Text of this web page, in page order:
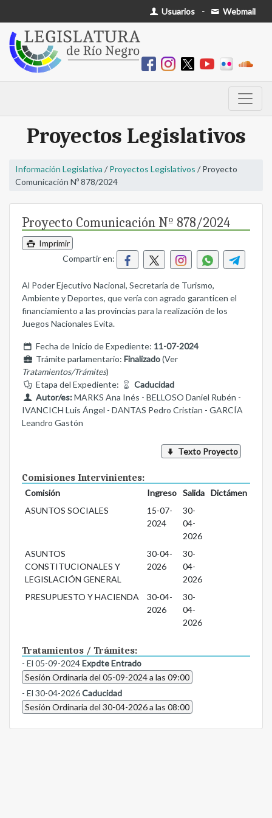
Usuarios - Webmail
Proyectos Legislativos
Información Legislativa / Proyectos Legislativos / Proyecto
Comunicación Nº 878/2024
Proyecto Comunicación Nº 878/2024
Imprimir
Compartir en:
Al Poder Ejecutivo Nacional, Secretaría de Turismo,
Ambiente y Deportes, que vería con agrado garanticen el
financiamiento a las provincias para la realización de los
Juegos Nacionales Evita.
Fecha de Inicio de Expediente: 11-07-2024
Trámite parlamentario: Finalizado(Ver
Tratamientos/Trámites)
Etapa del Expediente:
Caducidad
Autor/es:MARKS Ana Inés - BELLOSO Daniel Rubén -
IVANCICH Luis Ángel - DANTAS Pedro Cristian - GARCÍA
Leandro Gastón
Texto Proyecto
Comisiones Intervinientes:
Comisión Ingreso Salida
Dictámen
ASUNTOS SOCIALES
15-07-
2024
30-
04-
2026
ASUNTOS
CONSTITUCIONALES Y
LEGISLACIÓN GENERAL
30-04-
2026
30-
04-
2026
PRESUPUESTO Y HACIENDA
30-04-
2026
30-
04-
2026
Tratamientos / Trámites:
- El 05-09-2024Expdte Entrado
Sesión Ordinaria del 05-09-2024 a las 09:00
- El 30-04-2026Caducidad
Sesión Ordinaria del 30-04-2026 a las 08:00